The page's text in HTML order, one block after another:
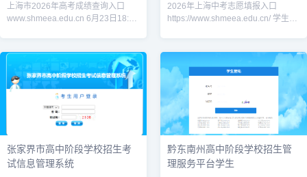
上海市2026年高考成绩查询入口
www.shmeea.edu.cn 6月23日18:00
2026年上海中考志愿填报入口
https://www.shmeea.edu.cn/ 学生须
张家界市高中阶段学校招生考
试信息管理系统
黔东南州高中阶段学校招生管
理服务平台学生